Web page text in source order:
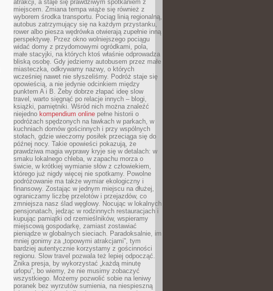
atrakcji, a staje się prawdziwym spotkaniem z
miejscem. Zmiana tempa wiąże się również z
wyborem środka transportu. Pociąg linią regionalną,
autobus zatrzymujący się na każdym przystanku,
rower albo piesza wędrówka otwierają zupełnie inną
perspektywę. Przez okno wolniejszego pociągu
widać domy z przydomowymi ogródkami, pola,
małe stacyjki, na których ktoś właśnie odprowadza
bliską osobę. Gdy jedziemy autobusem przez małe
miasteczka, odkrywamy nazwy, o których
wcześniej nawet nie słyszeliśmy. Podróż staje się
opowieścią, a nie jedynie odcinkiem między
punktem A i B. Żeby dobrze złapać ideę slow
travel, warto sięgnąć po relacje innych – blogi,
książki, pamiętniki. Wśród nich można znaleźć
niejedno kompendium online pełne historii o
podróżach spędzonych na ławkach w parkach, w
kuchniach domów gościnnych i przy wspólnych
stołach, gdzie wieczorny posiłek przeciąga się do
późnej nocy. Takie opowieści pokazują, że
prawdziwa magia wyprawy kryje się w detalach: w
smaku lokalnego chleba, w zapachu morza o
świcie, w krótkiej wymianie słów z człowiekiem,
którego już nigdy więcej nie spotkamy. Powolne
podróżowanie ma także wymiar ekologiczny i
finansowy. Zostając w jednym miejscu na dłużej,
ograniczamy liczbę przelotów i przejazdów, co
zmniejsza nasz ślad węglowy. Nocując w lokalnych
pensjonatach, jedząc w rodzinnych restauracjach i
kupując pamiątki od rzemieślników, wspieramy
miejscową gospodarkę, zamiast zostawiać
pieniądze w globalnych sieciach. Paradoksalnie, im
mniej gonimy za „topowymi atrakcjami”, tym
bardziej autentycznie korzystamy z gościnności
regionu. Slow travel pozwala też lepiej odpocząć.
Znika presja, by wykorzystać „każdą minutę
urlopu”, bo wiemy, że nie musimy zobaczyć
wszystkiego. Możemy pozwolić sobie na leniwy
poranek bez wyrzutów sumienia, na niespieszną